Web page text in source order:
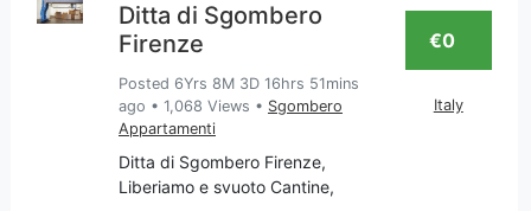
Ditta di Sgombero
Firenze
Posted 6Yrs 8M 3D 16hrs 51mins
ago • 1,068 Views • Sgombero
Appartamenti
Ditta di Sgombero Firenze,
Liberiamo e svuoto Cantine,
€0
Italy